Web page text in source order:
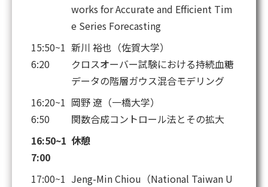
works for Accurate and Efficient Tim
e Series Forecasting
15:50~1
6:20
新川 裕也（佐賀大学）
クロスオーバー試験における持続血糖
データの階層ガウス混合モデリング
16:20~1
6:50
岡野 遼（一橋大学）
関数合成コントロール法とその拡大
16:50~1
7:00
休憩
17:00~1 Jeng-Min Chiou（National Taiwan U